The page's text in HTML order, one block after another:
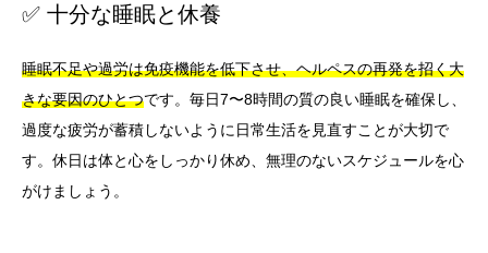
✅ 十分な睡眠と休養
睡眠不足や過労は免疫機能を低下させ、ヘルペスの再発を招く大
きな要因のひとつです。毎日7〜8時間の質の良い睡眠を確保し、
過度な疲労が蓄積しないように日常生活を見直すことが大切で
す。休日は体と心をしっかり休め、無理のないスケジュールを心
がけましょう。